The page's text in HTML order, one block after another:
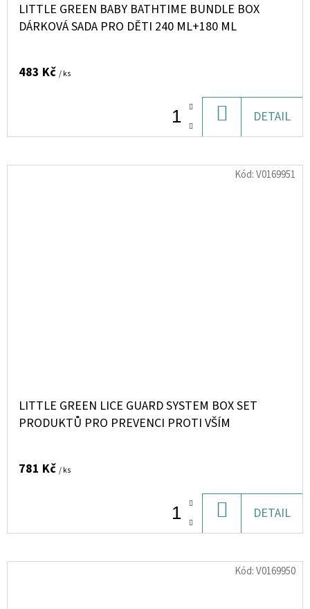
LITTLE GREEN BABY BATHTIME BUNDLE BOX
DÁRKOVÁ SADA PRO DĚTI 240 ML+180 ML
483 Kč / ks
KOŠÍKU
DETAIL
LITTLE GREEN LICE GUARD SYSTEM BOX SET
PRODUKTŮ PRO PREVENCI PROTI VŠÍM
781 Kč / ks
KOŠÍKU
DETAIL
Kód:V0169951
Kód:V0169950